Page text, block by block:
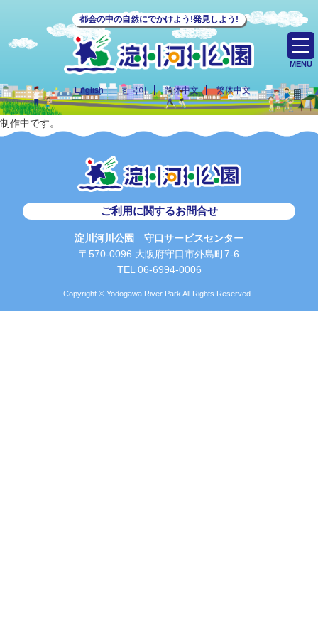
都会の中の自然にでかけよう!発見しよう!
English 한국어 简体中文 繁体中文
MENU
制作中です。
ご利用に関するお問合せ
淀川河川公園 守口サービスセンター
〒570-0096 大阪府守口市外島町7-6
TEL 06-6994-0006
Copyright © Yodogawa River Park All Rights Reserved..